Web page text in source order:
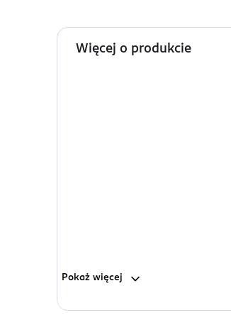
Więcej o produkcie
Pokaż więcej